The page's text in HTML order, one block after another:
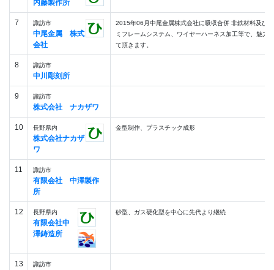
内藤製作所
7 諏訪市
中尾金属 株式
会社
2015年06月中尾金属株式会社に吸収合併 非鉄材料及び
ミフレームシステム、ワイヤーハーネス加工等で、魅力
て頂きます。
8 諏訪市
中川彫刻所
9 諏訪市
株式会社 ナカザワ
10 長野県内
株式会社ナカザ
ワ
金型制作、プラスチック成形
11 諏訪市
有限会社 中澤製作
所
12 長野県内
有限会社中
澤鋳造所
砂型、ガス硬化型を中心に先代より継続
13 諏訪市